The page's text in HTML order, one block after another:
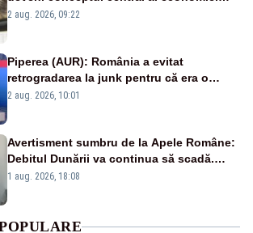
viitoare?
2 aug. 2026, 09:22
Piperea (AUR): România a evitat
retrogradarea la junk pentru că era o
catastrofă pentru bănci și fondurile de
2 aug. 2026, 10:01
Avertisment sumbru de la Apele Române:
Debitul Dunării va continua să scadă.
Cernavodă s-ar putea închide în 4 zile
1 aug. 2026, 18:08